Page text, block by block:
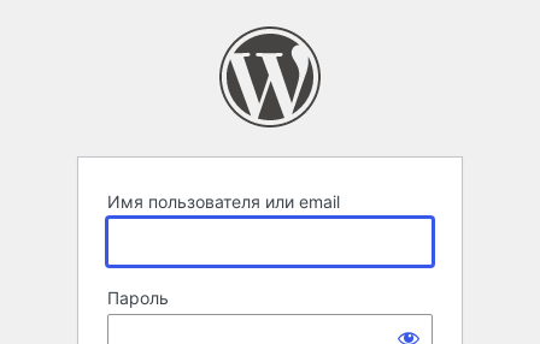
Имя пользователя или email
Пароль